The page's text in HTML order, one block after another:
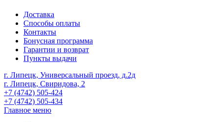
Доставка
Способы оплаты
Контакты
Бонусная программа
Гарантии и возврат
Пункты выдачи
г. Липецк, Универсальный проезд, д.2д
г. Липецк, Свиридова, 2
+7 (4742) 505-424
+7 (4742) 505-434
Главное меню